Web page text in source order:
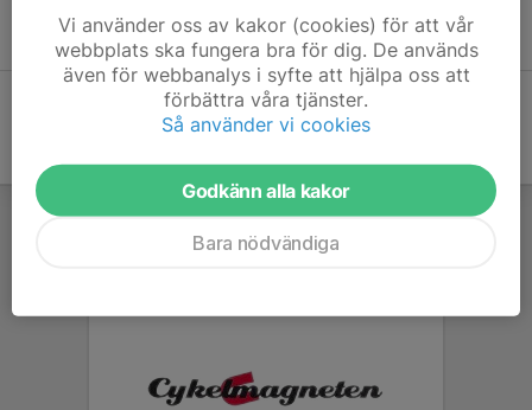
Sportstiming allmänt
Vi använder oss av kakor (cookies) för att vår
webbplats ska fungera bra för dig. De används
även för webbanalys i syfte att hjälpa oss att
förbättra våra tjänster.
Så använder vi cookies
Godkänn alla kakor
Bara nödvändiga